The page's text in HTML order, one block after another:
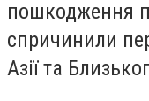
пошкодження
спричинили
Азії та